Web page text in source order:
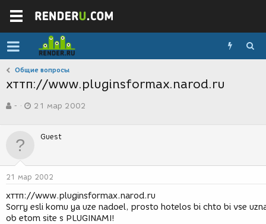
Общие вопросы
хттп://www.pluginsformax.narod.ru
в
р
м
-
а
д
н
и
я
21 мар 2002
Guest
21 мар 2002
хттп://www.pluginsformax.narod.ru
Sorry esli komu ya uze nadoel, prosto hotelos bi chto bi vse
ob etom site s PLUGINAMI!